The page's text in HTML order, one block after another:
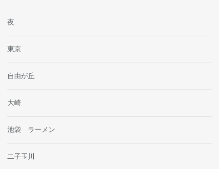
夜
東京
自由が丘
大崎
池袋 ラーメン
二子玉川